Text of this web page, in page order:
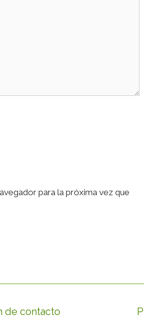
para la próxima vez que
de contacto